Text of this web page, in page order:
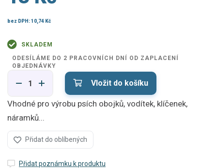
Vhodné pro výrobu psích obojků, vodítek, klíčenek,
náramků...
bez DPH:10,74 Kč
Vložit do košíku
Přidat do oblíbených
Přidat poznámku k produktu
SKLADEM
ODESÍLÁME DO 2 PRACOVNÍCH DNÍ OD ZAPLACENÍ
OBJEDNÁVKY